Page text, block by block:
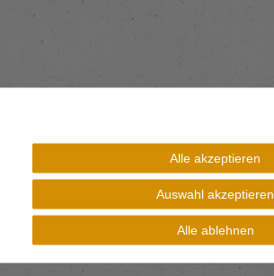
Alle akzeptieren
Auswahl akzeptieren
Alle ablehnen